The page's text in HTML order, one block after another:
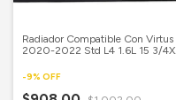
Radiador Compatible Con Virtus
2020-2022 Std L4 1.6L 15 3/4X
-9% OFF